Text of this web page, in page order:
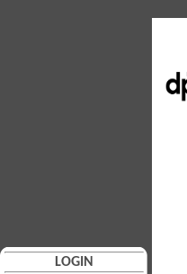
LOGIN